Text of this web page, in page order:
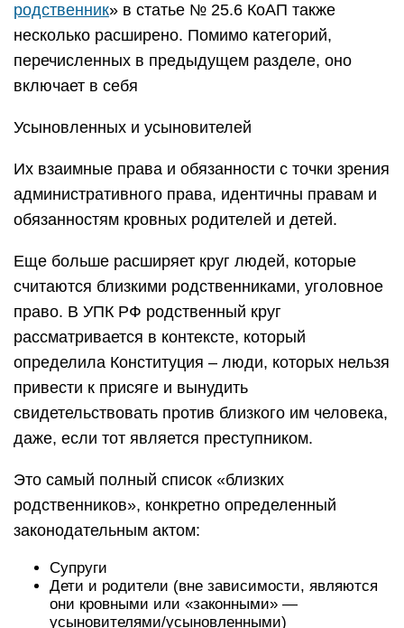
родственник» в статье № 25.6 КоАП также
несколько расширено. Помимо категорий,
перечисленных в предыдущем разделе, оно
включает в себя
Усыновленных и усыновителей
Их взаимные права и обязанности с точки зрения
административного права, идентичны правам и
обязанностям кровных родителей и детей.
Еще больше расширяет круг людей, которые
считаются близкими родственниками, уголовное
право. В УПК РФ родственный круг
рассматривается в контексте, который
определила Конституция – люди, которых нельзя
привести к присяге и вынудить
свидетельствовать против близкого им человека,
даже, если тот является преступником.
Это самый полный список «близких
родственников», конкретно определенный
законодательным актом:
Супруги
Дети и родители (вне зависимости, являются
они кровными или «законными» —
усыновителями/усыновленными)